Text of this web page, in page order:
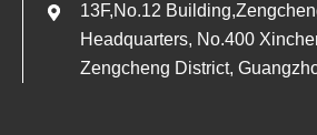
13F,No.12
Headquarters, No.400
Zengcheng District,